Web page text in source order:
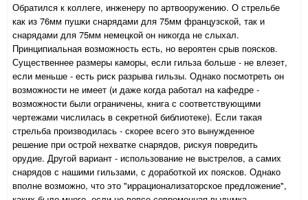
Обратился к коллеге, инженеру по артвооружению. О стрельбе
как из 76мм пушки снарядами для 75мм французской, так и
снарядами для 75мм немецкой он никогда не слыхал.
Принципиальная возможность есть, но вероятен срыв поясков.
Существеннее размеры каморы, если гильза больше - не влезет,
если меньше - есть риск разрыва гильзы. Однако посмотреть он
возможности не имеет (и даже когда работал на кафедре -
возможности были ограничены, книга с соответствующими
чертежами числилась в секретной библиотеке). Если такая
стрельба производилась - скорее всего это вынужденное
решение при острой нехватке снарядов, рискуя повредить
орудие. Другой вариант - использование не выстрелов, а самих
снарядов с нашими гильзами, с доработкой их поясков. Однако
вполне возможно, что это "иррационализаторское предложение",